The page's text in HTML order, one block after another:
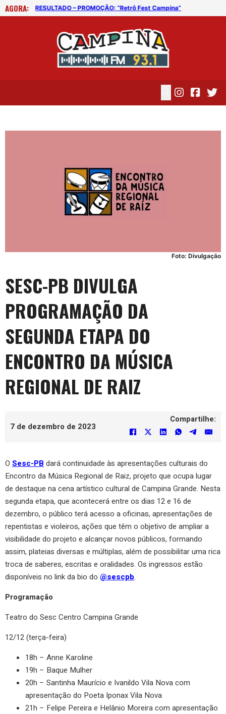
AGORA:
Reforma tributária pode elevar preço dos aluguéis a partir de 2027 RESULTADO – PROMOÇÃO: “Retrô Fest Campina”
Foto: Divulgação
SESC-PB DIVULGA
PROGRAMAÇÃO DA
SEGUNDA ETAPA DO
ENCONTRO DA MÚSICA
REGIONAL DE RAIZ
7 de dezembro de 2023
Compartilhe:
O Sesc-PB dará continuidade às apresentações culturais do
Encontro da Música Regional de Raiz, projeto que ocupa lugar
de destaque na cena artístico cultural de Campina Grande. Nesta
segunda etapa, que acontecerá entre os dias 12 e 16 de
dezembro, o público terá acesso a oficinas, apresentações de
repentistas e violeiros, ações que têm o objetivo de ampliar a
visibilidade do projeto e alcançar novos públicos, formando
assim, plateias diversas e múltiplas, além de possibilitar uma rica
troca de saberes, escritas e oralidades. Os ingressos estão
disponíveis no link da bio do @sescpb.
Programação
Teatro do Sesc Centro Campina Grande
12/12 (terça-feira)
18h – Anne Karoline
19h – Baque Mulher
20h – Santinha Maurício e Ivanildo Vila Nova com
apresentação do Poeta Iponax Vila Nova
21h – Felipe Pereira e Helânio Moreira com apresentação